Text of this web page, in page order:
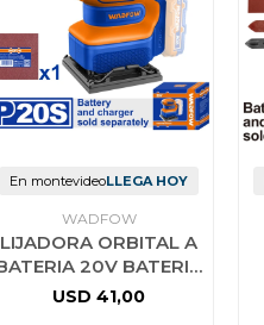
En montevideoLLEGA HOY
WADFOW
LIJADORA ORBITAL A
20V BATERIA
P20S SIN BAT SIN
USD 41,00